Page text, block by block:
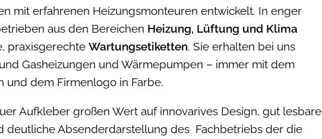
mit erfahrenen Heizungsmonteuren entwickelt. In enger
aus den Bereichen Heizung, Lüftung und Klima
praxisgerechte Wartungsetiketten. Sie erhalten bei uns
Gasheizungen und Wärmepumpen – immer mit dem
und dem Firmenlogo in Farbe.
Aufkleber großen Wert auf innovarives Design, gut lesbare
deutliche Absenderdarstellung des Fachbetriebs der die